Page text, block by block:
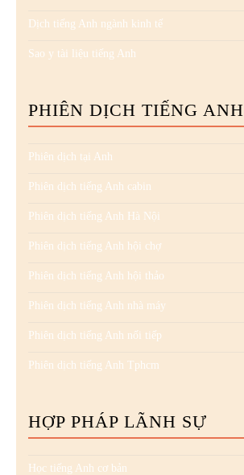
Dịch tiếng Anh ngành kinh tế
Sao y tài liệu tiếng Anh
PHIÊN DỊCH TIẾNG ANH
Phiên dịch tại Anh
Phiên dịch tiếng Anh cabin
Phiên dịch tiếng Anh Hà Nội
Phiên dịch tiếng Anh hội chợ
Phiên dịch tiếng Anh hội thảo
Phiên dịch tiếng Anh nhà máy
Phiên dịch tiếng Anh nối tiếp
Phiên dịch tiếng Anh Tphcm
HỢP PHÁP LÃNH SỰ
Học tiếng Anh cơ bản